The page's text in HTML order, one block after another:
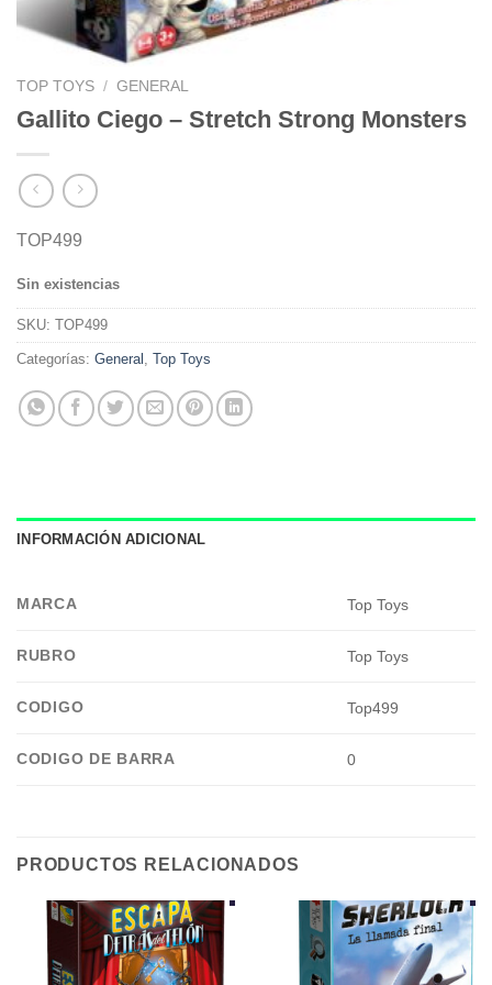
TOP TOYS / GENERAL
Gallito Ciego – Stretch Strong Monsters
TOP499
Sin existencias
SKU: TOP499
Categorías: General , Top Toys
INFORMACIÓN ADICIONAL
MARCA Top Toys
RUBRO Top Toys
CODIGO Top499
CODIGO DE BARRA 0
PRODUCTOS RELACIONADOS